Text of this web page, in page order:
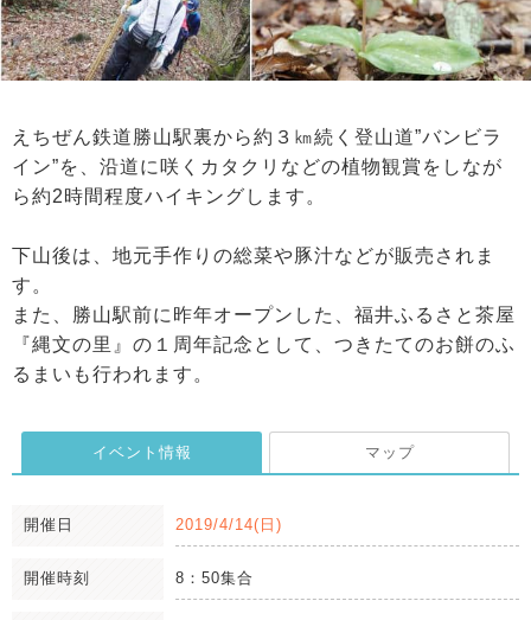
えちぜん鉄道勝山駅裏から約３㎞続く登山道”バンビラ
イン”を、沿道に咲くカタクリなどの植物観賞をしなが
ら約2時間程度ハイキングします。
下山後は、地元手作りの総菜や豚汁などが販売されま
す。
また、勝山駅前に昨年オープンした、福井ふるさと茶屋
『縄文の里』の１周年記念として、つきたてのお餅のふ
るまいも行われます。
イベント情報 マップ
開催日 2019/4/14(日)
開催時刻 8：50集合